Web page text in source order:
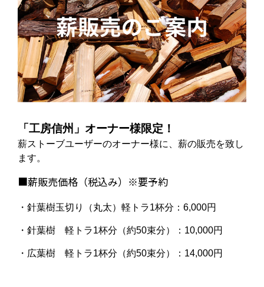
「工房信州」オーナー様限定！
薪ストーブユーザーのオーナー様に、薪の販売を致し
ます。
■薪販売価格（税込み）※要予約
・針葉樹玉切り（丸太）軽トラ1杯分：6,000円
・針葉樹 軽トラ1杯分（約50束分）：10,000円
・広葉樹 軽トラ1杯分（約50束分）：14,000円